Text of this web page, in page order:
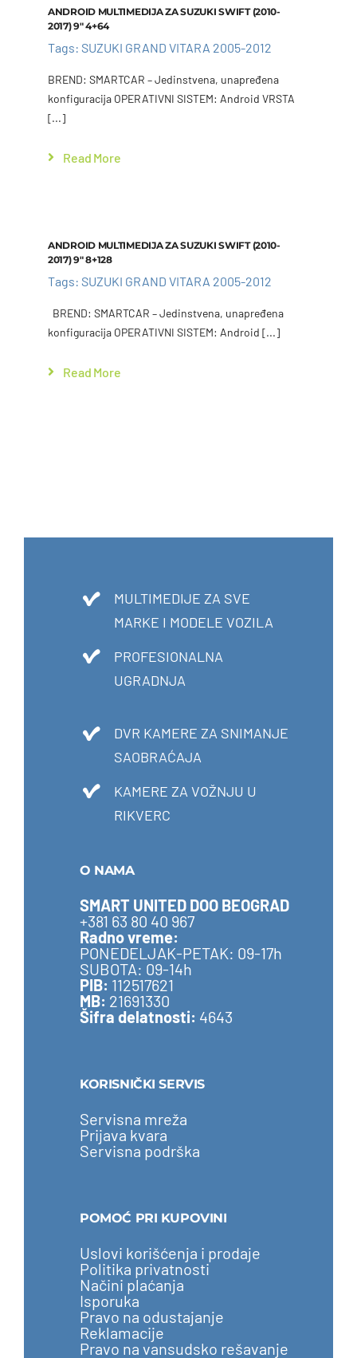
ANDROID MULTIMEDIJA ZA SUZUKI SWIFT (2010-
2017) 9″ 4+64
Tags: SUZUKI GRAND VITARA 2005-2012
BREND: SMARTCAR – Jedinstvena, unapređena
konfiguracija OPERATIVNI SISTEM: Android VRSTA
[...]
Read More
ANDROID MULTIMEDIJA ZA SUZUKI SWIFT (2010-
2017) 9″ 8+128
Tags: SUZUKI GRAND VITARA 2005-2012
BREND: SMARTCAR – Jedinstvena, unapređena
konfiguracija OPERATIVNI SISTEM: Android [...]
Read More
MULTIMEDIJE ZA SVE
MARKE I MODELE VOZILA
PROFESIONALNA
UGRADNJA
DVR KAMERE ZA SNIMANJE
SAOBRAĆAJA
KAMERE ZA VOŽNJU U
RIKVERC
O NAMA
SMART UNITED DOO BEOGRAD
+381 63 80 40 967
Radno vreme:
PONEDELJAK-PETAK: 09-17h
SUBOTA: 09-14h
PIB: 112517621
MB: 21691330
Šifra delatnosti: 4643
KORISNIČKI SERVIS
Servisna mreža
Prijava kvara
Servisna podrška
POMOĆ PRI KUPOVINI
Uslovi korišćenja i prodaje
Politika privatnosti
Načini plaćanja
Isporuka
Pravo na odustajanje
Reklamacije
Pravo na vansudsko rešavanje